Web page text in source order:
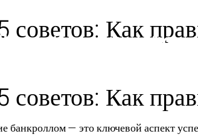
советов: Как
советов: Как
банкроллом — это ключевой аспект